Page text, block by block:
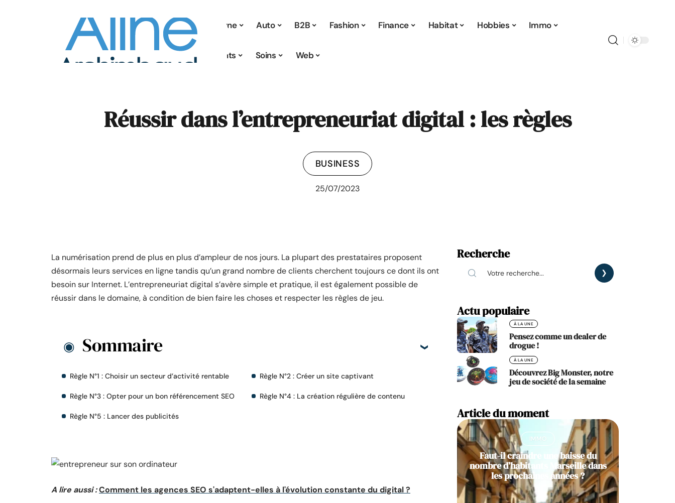
À la une Auto B2B Fashion Finance Habitat Hobbies Immo
Parents Soins Web
Réussir dans l’entrepreneuriat digital : les règles
BUSINESS
25/07/2023
La numérisation prend de plus en plus d’ampleur de nos jours. La plupart des prestataires proposent
désormais leurs services en ligne tandis qu’un grand nombre de clients cherchent toujours ce dont ils ont
besoin sur Internet. L’entrepreneuriat digital s’avère simple et pratique, il est également possible de
réussir dans le domaine, à condition de bien faire les choses et respecter les règles de jeu.
Sommaire
Règle N°1 : Choisir un secteur d’activité rentable Règle N°2 : Créer un site captivant
Règle N°3 : Opter pour un bon référencement SEO Règle N°4 : La création régulière de contenu
Règle N°5 : Lancer des publicités
A lire aussi :Comment les agences SEO s'adaptent-elles à l'évolution constante du digital ?
Recherche
Actu populaire
À LA UNE
Pensez comme un dealer de
drogue !
À LA UNE
Découvrez Big Monster, notre
jeu de société de la semaine
Article du moment
IMMO
Faut-il craindre une baisse du
nombre d’habitants Marseille dans
les prochaines années ?